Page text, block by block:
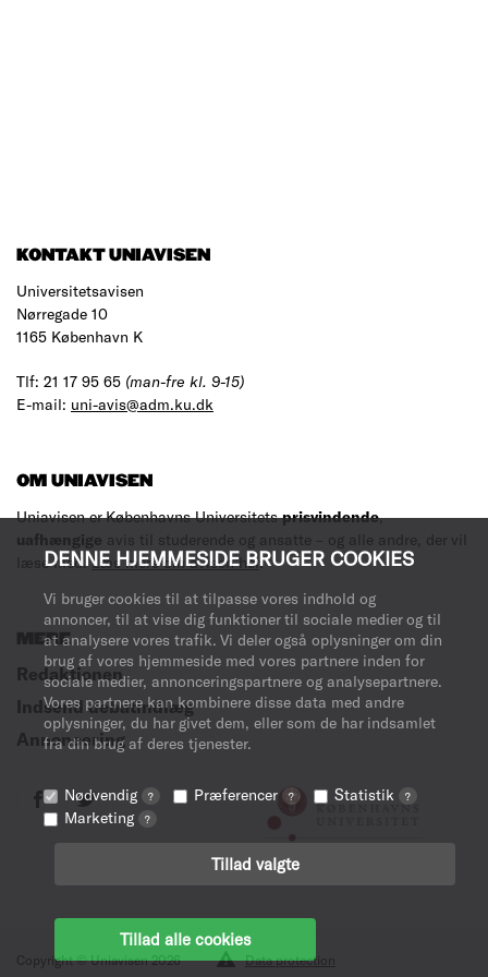
DENNE HJEMMESIDE BRUGER COOKIES
Vi bruger cookies til at tilpasse vores indhold og
annoncer, til at vise dig funktioner til sociale medier og til
at analysere vores trafik. Vi deler også oplysninger om din
brug af vores hjemmeside med vores partnere inden for
sociale medier, annonceringspartnere og analysepartnere.
Vores partnere kan kombinere disse data med andre
oplysninger, du har givet dem, eller som de har indsamlet
fra din brug af deres tjenester.
Nødvendig ? Præferencer ? Statistik ?
Marketing ?
Tillad valgte
Tillad alle cookies
KONTAKT UNIAVISEN
Universitetsavisen
Nørregade 10
1165 København K
Tlf: 21 17 95 65 (man-fre kl. 9-15)
E-mail: uni-avis@adm.ku.dk
OM UNIAVISEN
Uniavisen er Københavns Universitetsprisvindende,
uafhængige avis til studerende og ansatte – og alle andre, der vil
læse med.Læs mere om avisen her.
MERE
Redaktionen
Indsend debatindlæg
Annoncering
Copyright © Uniavisen 2026 Data protection